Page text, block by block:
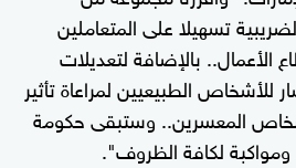
تسهيلا على المتعاملين
بالإضافة لتعديلات
للأشخاص الطبيعيين لمراعاة تأثير
المعسرين.. وستبقى حكومة
لكافة الظروف".